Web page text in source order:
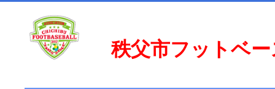
秩父市フットベ